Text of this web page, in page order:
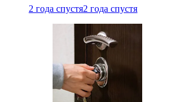
2 года спустя2 года спустя